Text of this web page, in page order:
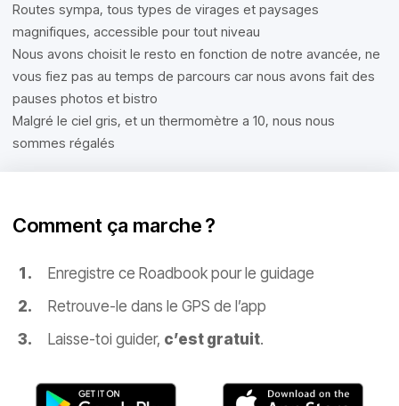
Routes sympa, tous types de virages et paysages
magnifiques, accessible pour tout niveau
Nous avons choisit le resto en fonction de notre avancée, ne
vous fiez pas au temps de parcours car nous avons fait des
pauses photos et bistro
Malgré le ciel gris, et un thermomètre a 10, nous nous
sommes régalés
Comment ça marche ?
Enregistre ce Roadbook pour le guidage
Retrouve-le dans le GPS de l’app
Laisse-toi guider, c’est gratuit.